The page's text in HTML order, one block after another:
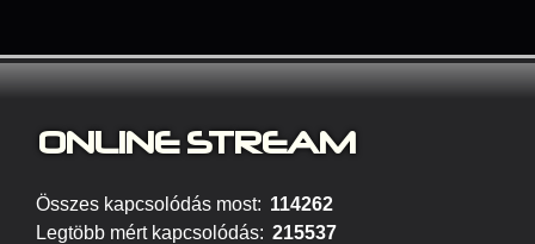
ONLINE STREAM
Összes kapcsolódás most: 114262
Legtöbb mért kapcsolódás: 215537